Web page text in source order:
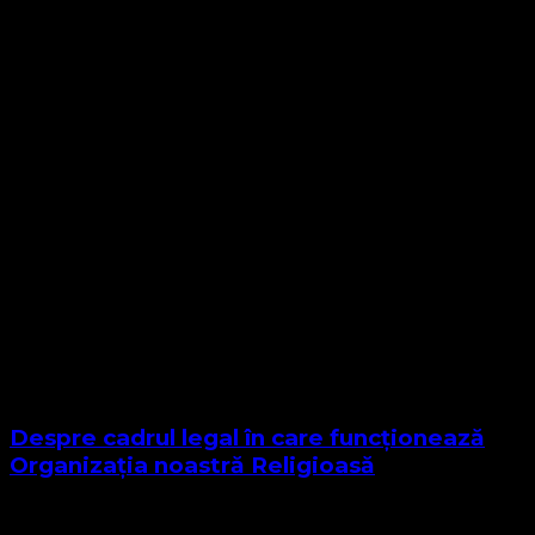
Despre cadrul legal în care funcționează
Organizația noastră Religioasă